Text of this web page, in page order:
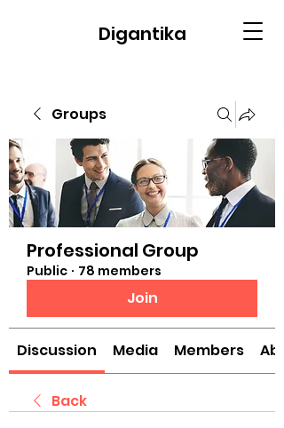
Digantika
Groups
Professional Group
Public · 78 members
Join
Discussion Media Members
Back